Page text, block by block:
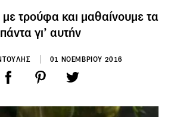
τρούφα και μαθαίνουμε τα
πάντα γι’ αυτήν
01 ΝΟΕΜΒΡΙΟΥ 2016